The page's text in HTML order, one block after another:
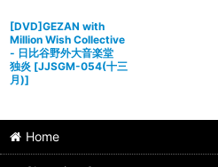
[DVD]GEZAN with
Million Wish Collective
- 日比谷野外大音楽堂
独炎 [JJSGM-054(十三
月)]
Home